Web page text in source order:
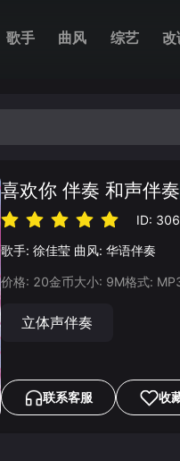
歌手 曲风 综艺 改
喜欢你 伴奏 和声伴奏
ID:
歌手: 徐佳莹 曲风: 华语伴奏
价格: 20金币大小: 9M格式:
立体声伴奏
联系客服 收